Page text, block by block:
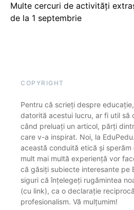
Multe cercuri de activități
de la 1 septembrie
COPYRIGHT
Pentru că scrieți despre
datorită acestui lucru, ar fi util să
când preluați un articol, părți
care v-a inspirat. Noi, la
această conduită etică și
mult mai multă experiență vor
că găsiți subiecte interesante pe
siguri că înțelegeți rugămintea
(cu link), ca o declarație
profesionalism. Vă mulțumim!